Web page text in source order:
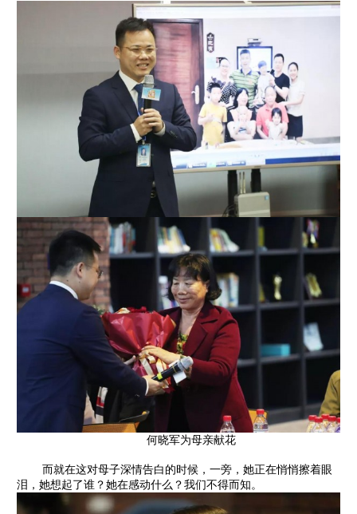
何晓军为母亲献花
而就在这对母子深情告白的时候，一旁，她正在悄悄擦着眼
泪，她想起了谁？她在感动什么？我们不得而知。